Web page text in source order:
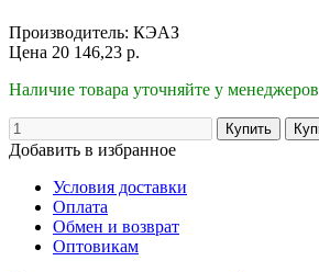
Производитель: КЭАЗ
Цена 20 146,23 р.
Наличие товара уточняйте у менеджеров
Добавить в избранное
Условия доставки
Оплата
Обмен и возврат
Оптовикам